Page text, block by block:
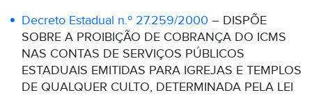
Decreto Estadual n.º 27.259/2000 – DISPÕE
SOBRE A PROIBIÇÃO DE COBRANÇA DO ICMS
NAS CONTAS DE SERVIÇOS PÚBLICOS
ESTADUAIS EMITIDAS PARA IGREJAS E TEMPLOS
DE QUALQUER CULTO, DETERMINADA PELA LEI